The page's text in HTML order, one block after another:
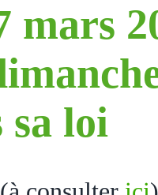
mars
sa loi